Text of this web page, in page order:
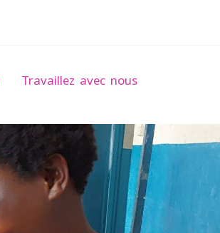
Travaillez avec nous